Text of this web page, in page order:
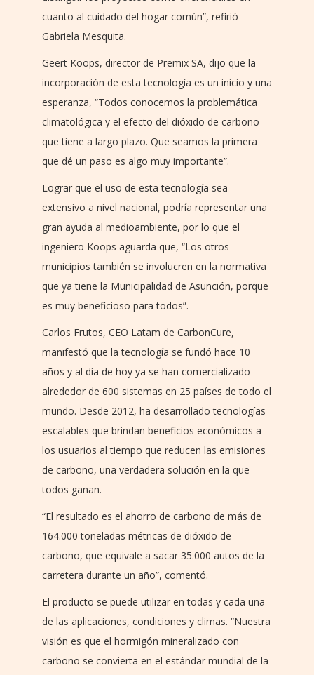
cuanto al cuidado del hogar común”, refirió
Gabriela Mesquita.
Geert Koops, director de Premix SA, dijo que la
incorporación de esta tecnología es un inicio y una
esperanza, “Todos conocemos la problemática
climatológica y el efecto del dióxido de carbono
que tiene a largo plazo. Que seamos la primera
que dé un paso es algo muy importante”.
Lograr que el uso de esta tecnología sea
extensivo a nivel nacional, podría representar una
gran ayuda al medioambiente, por lo que el
ingeniero Koops aguarda que, “Los otros
municipios también se involucren en la normativa
que ya tiene la Municipalidad de Asunción, porque
es muy beneficioso para todos”.
Carlos Frutos, CEO Latam de CarbonCure,
manifestó que la tecnología se fundó hace 10
años y al día de hoy ya se han comercializado
alrededor de 600 sistemas en 25 países de todo el
mundo. Desde 2012, ha desarrollado tecnologías
escalables que brindan beneficios económicos a
los usuarios al tiempo que reducen las emisiones
de carbono, una verdadera solución en la que
todos ganan.
“El resultado es el ahorro de carbono de más de
164.000 toneladas métricas de dióxido de
carbono, que equivale a sacar 35.000 autos de la
carretera durante un año”, comentó.
El producto se puede utilizar en todas y cada una
de las aplicaciones, condiciones y climas. “Nuestra
visión es que el hormigón mineralizado con
carbono se convierta en el estándar mundial de la